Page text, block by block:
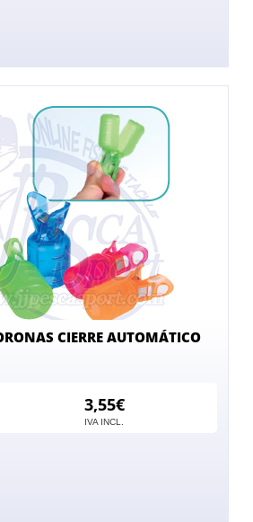
CIERRE AUTOMÁTICO
3,55€
IVA INCL.